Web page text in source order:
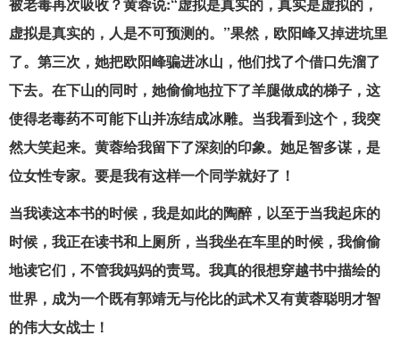
被老毒再次吸收？黄蓉说:“虚拟是真实的，真实是虚拟的，
虚拟是真实的，人是不可预测的。”果然，欧阳峰又掉进坑里
了。第三次，她把欧阳峰骗进冰山，他们找了个借口先溜了
下去。在下山的同时，她偷偷地拉下了羊腿做成的梯子，这
使得老毒药不可能下山并冻结成冰雕。当我看到这个，我突
然大笑起来。黄蓉给我留下了深刻的印象。她足智多谋，是
位女性专家。要是我有这样一个同学就好了！
当我读这本书的时候，我是如此的陶醉，以至于当我起床的
时候，我正在读书和上厕所，当我坐在车里的时候，我偷偷
地读它们，不管我妈妈的责骂。我真的很想穿越书中描绘的
世界，成为一个既有郭靖无与伦比的武术又有黄蓉聪明才智
的伟大女战士！